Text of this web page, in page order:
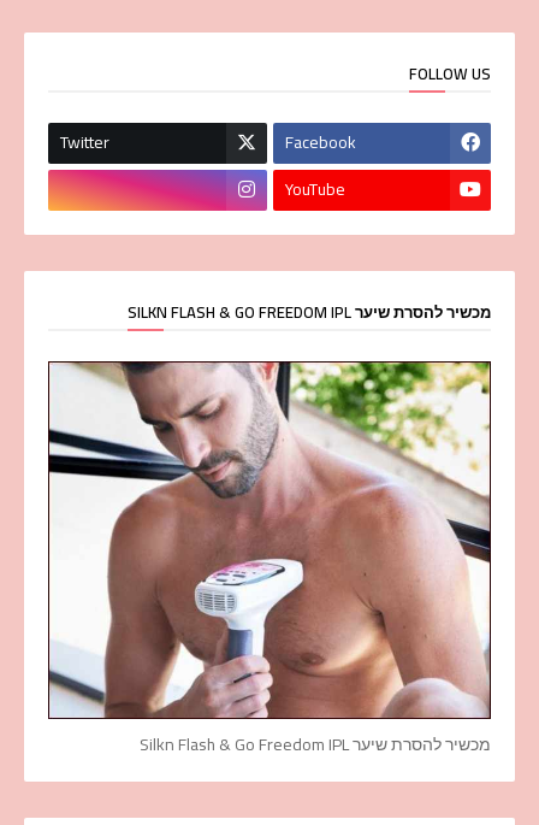
FOLLOW US
Facebook
Twitter
YouTube
מכשיר להסרת שיער SILKN FLASH & GO FREEDOM IPL
מכשיר להסרת שיער Silkn Flash & Go Freedom IPL